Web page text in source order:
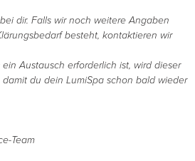
dir. Falls wir noch weitere Angaben
besteht, kontaktieren wir
Austausch erforderlich ist, wird dieser
du dein LumiSpa schon bald wieder
Team